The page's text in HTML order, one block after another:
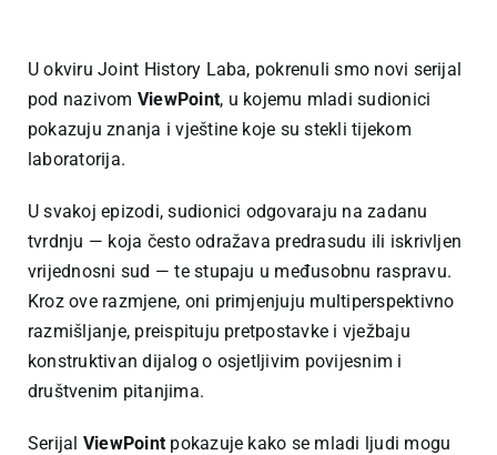
U okviru Joint History Laba, pokrenuli smo novi serijal
pod nazivom ViewPoint, u kojemu mladi sudionici
pokazuju znanja i vještine koje su stekli tijekom
laboratorija.
U svakoj epizodi, sudionici odgovaraju na zadanu
tvrdnju — koja često odražava predrasudu ili iskrivljen
vrijednosni sud — te stupaju u međusobnu raspravu.
Kroz ove razmjene, oni primjenjuju multiperspektivno
razmišljanje, preispituju pretpostavke i vježbaju
konstruktivan dijalog o osjetljivim povijesnim i
društvenim pitanjima.
Serijal ViewPoint pokazuje kako se mladi ljudi mogu